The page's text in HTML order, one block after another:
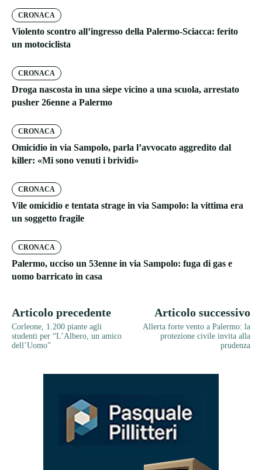
CRONACA
Violento scontro all’ingresso della Palermo-Sciacca: ferito
un motociclista
CRONACA
Droga nascosta in una siepe vicino a una scuola, arrestato
pusher 26enne a Palermo
CRONACA
Omicidio in via Sampolo, parla l’avvocato aggredito dal
killer: «Mi sono venuti i brividi»
CRONACA
Vile omicidio e tentata strage in via Sampolo: la vittima era
un soggetto fragile
CRONACA
Palermo, ucciso un 53enne in via Sampolo: fuga di gas e
uomo barricato in casa
Articolo precedente
Corleone, 1.200 piante agli
studenti per “L’Albero, un amico
dell’Uomo”
Articolo successivo
Allerta forte vento a Palermo: la
protezione civile invita alla
prudenza